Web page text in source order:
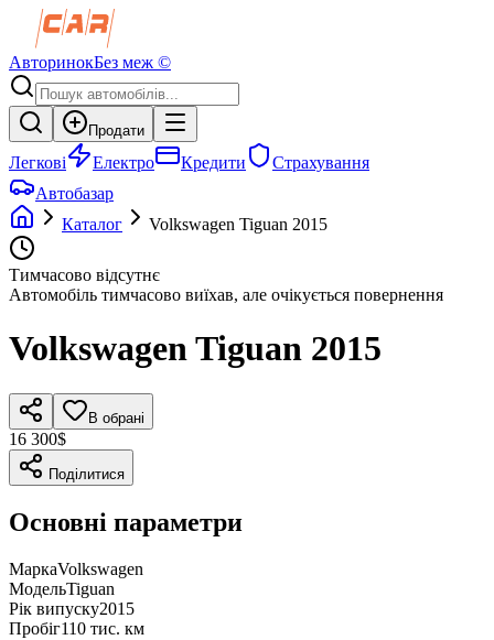
АвторинокБез меж ©
Продати
Легкові Електро Кредити
Страхування
Автобазар
Каталог
Volkswagen Tiguan 2015
Тимчасово відсутнє
Автомобіль тимчасово виїхав, але очікується повернення
VolkswagenTiguan 2015
В обрані
16 300$
Поділитися
Основні параметри
МаркаVolkswagen
МодельTiguan
Рік випуску2015
Пробіг110 тис. км